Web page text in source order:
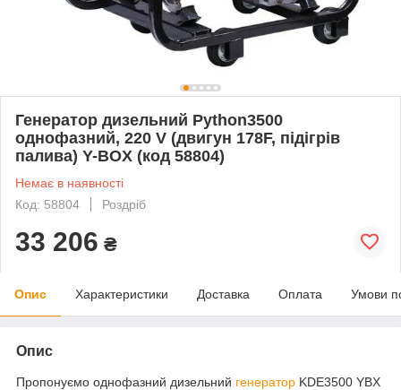
Генератор дизельний Python3500
однофазний, 220 V (двигун 178F, підігрів
палива) Y-BOX (код 58804)
Немає в наявності
Код: 58804
Роздріб
33 206 ₴
Опис Характеристики Доставка Оплата Умови
Опис
Пропонуємо однофазний дизельний генератор KDE3500 YBX